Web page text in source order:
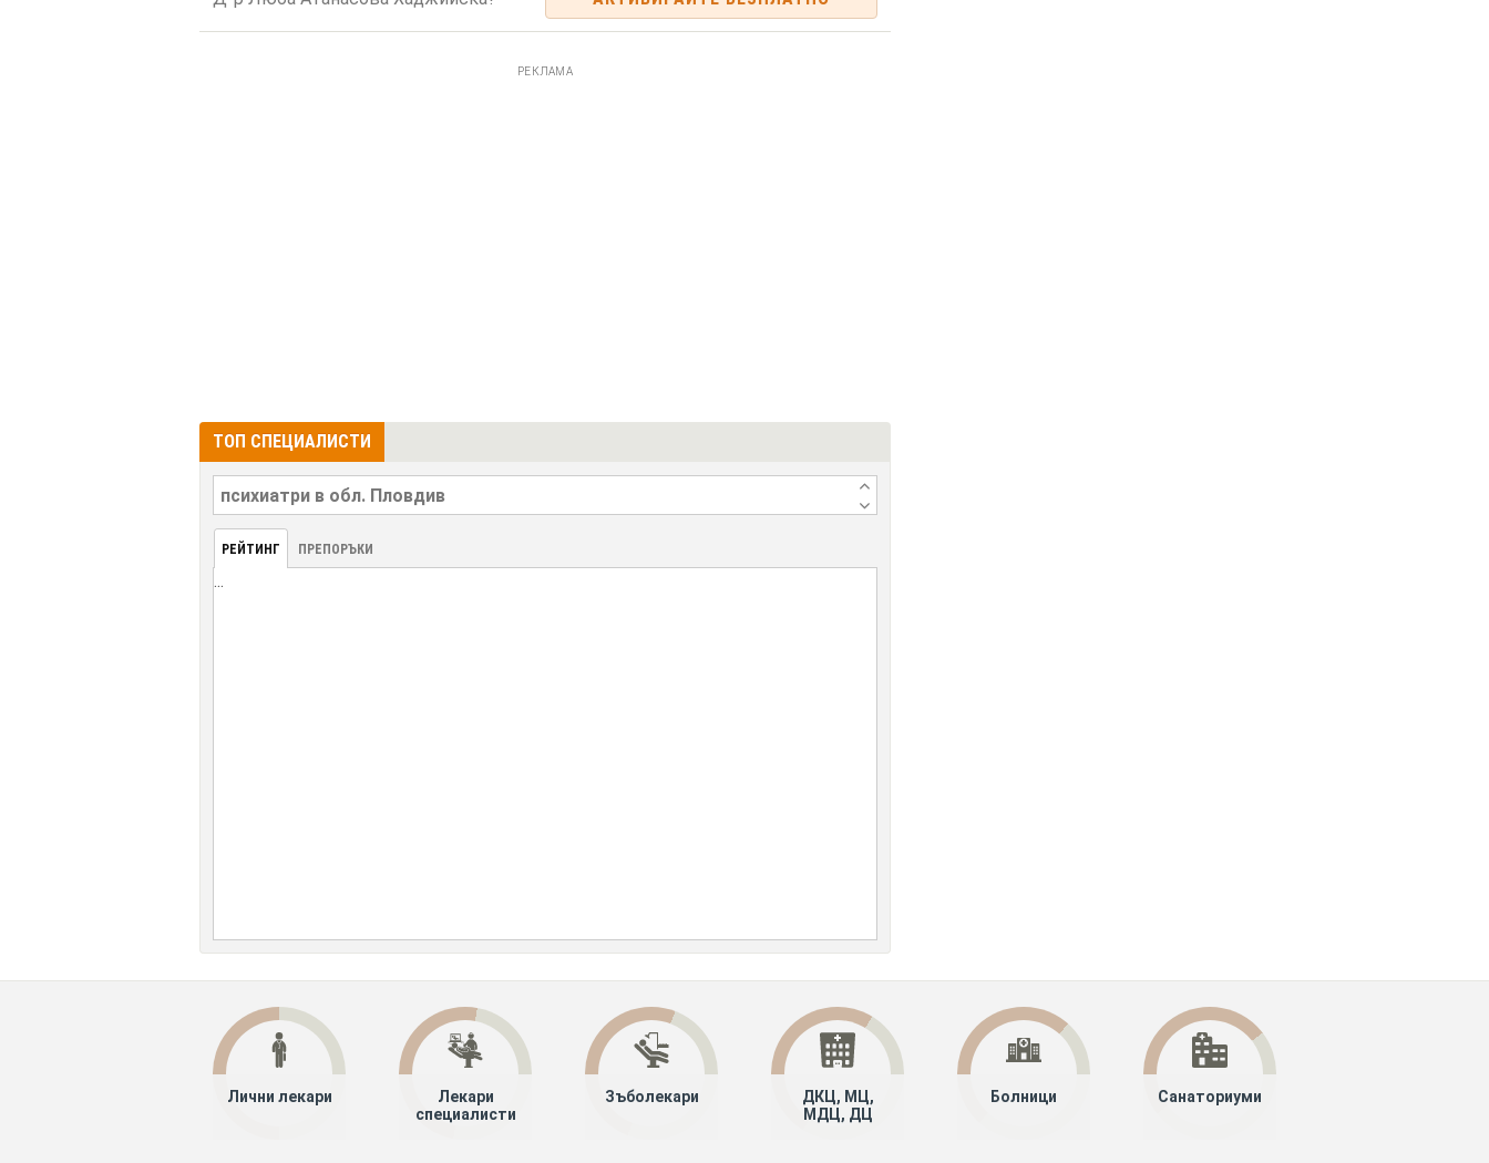
РЕКЛАМА
ТОП СПЕЦИАЛИСТИ
РЕЙТИНГ ПРЕПОРЪКИ
...
Лични лекари
Лекари
специалисти
Зъболекари
ДКЦ, МЦ,
МДЦ, ДЦ
Болници Санаториуми